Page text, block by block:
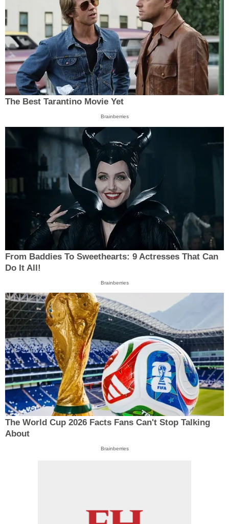
The Best Tarantino Movie Yet
Brainberries
From Baddies To Sweethearts: 9 Actresses That Can
Do It All!
Brainberries
The World Cup 2026 Facts Fans Can't Stop Talking
About
Brainberries